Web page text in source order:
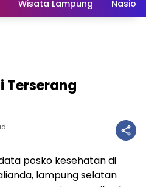
Wisata Lampung
Terserang
posko kesehatan di
lampung selatan